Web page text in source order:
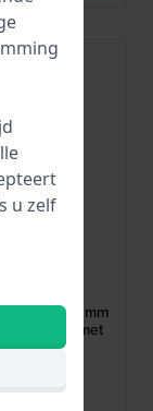
Chrono 42 mm
met
voor heren
u zelf